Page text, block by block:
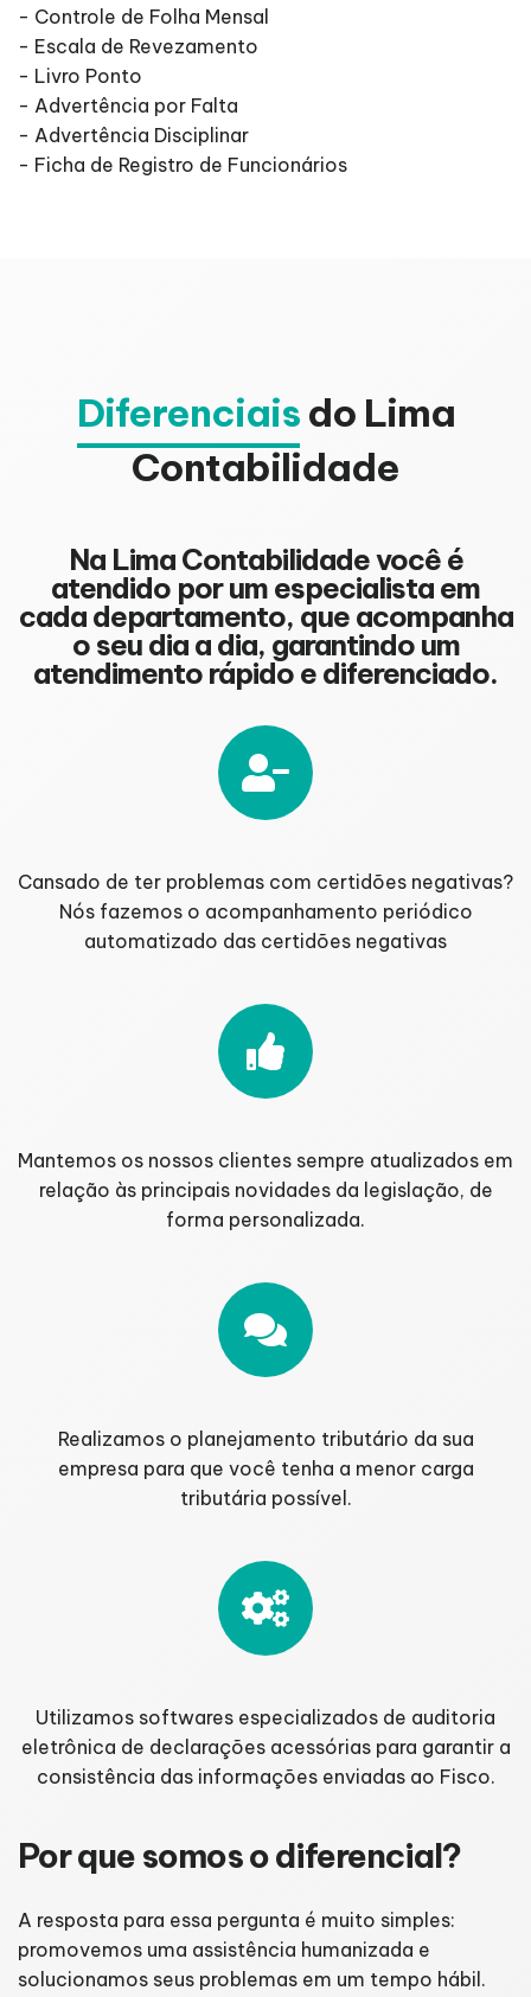
- Controle de Folha Mensal
- Escala de Revezamento
- Livro Ponto
- Advertência por Falta
- Advertência Disciplinar
- Ficha de Registro de Funcionários
Diferenciaisdo Lima
Contabilidade
Na Lima Contabilidade você é
atendido por um especialista em
cada departamento, que acompanha
o seu dia a dia, garantindo um
atendimento rápido e diferenciado.
Cansado de ter problemas com certidões negativas?
Nós fazemos o acompanhamento periódico
automatizado das certidões negativas
Mantemos os nossos clientes sempre atualizados em
relação às principais novidades da legislação, de
forma personalizada.
Realizamos o planejamento tributário da sua
empresa para que você tenha a menor carga
tributária possível.
Utilizamos softwares especializados de auditoria
eletrônica de declarações acessórias para garantir a
consistência das informações enviadas ao Fisco.
Por que somos o diferencial?
A resposta para essa pergunta é muito simples:
promovemos uma assistência humanizada e
solucionamos seus problemas em um tempo hábil.